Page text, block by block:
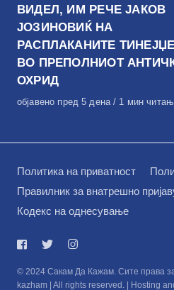
ВИДЕЛ, ИМ РЕЧЕ ЈАКОВ
ЈОЗИНОВИЌ НА
РАСПЛАКАНИТЕ
ВО ПРЕПОЛНИОТ
ОХРИД
Објавено
објавено пред 5 дена 1 мин
Политика на приватност
Правилник за внатрешно
Кодекс на однесување
© 2024 Сакам Да Кажам. Сите права
kazham | All rights reserved. | Hosting